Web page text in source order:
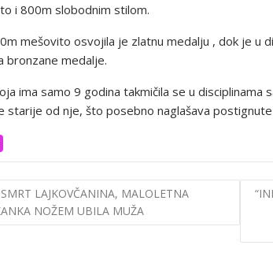
i 800m slobodnim stilom.
mešovito osvojila je zlatnu medalju , dok je u
bronzane medalje.
ima samo 9 godina takmičila se u
starije od nje, što posebno naglašava
LAJKOVČANINA, MALOLETNA
NOŽEM UBILA MUŽA